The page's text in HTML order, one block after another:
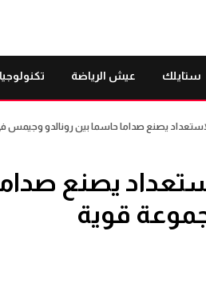
ستايلك عيش الرياضة تكنولوجيا
2026: الاستعداد
قوية